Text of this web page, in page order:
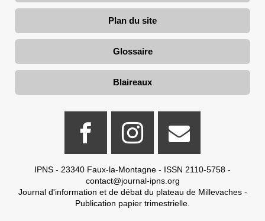
Plan du site
Glossaire
Blaireaux
IPNS - 23340 Faux-la-Montagne - ISSN 2110-5758 -
contact@journal-ipns.org
Journal d'information et de débat du plateau de Millevaches -
Publication papier trimestrielle.